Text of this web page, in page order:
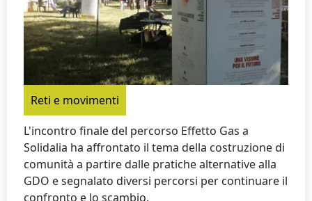
Reti e movimenti
L'incontro finale del percorso Effetto Gas a
Solidalia ha affrontato il tema della costruzione di
comunità a partire dalle pratiche alternative alla
GDO e segnalato diversi percorsi per continuare il
confronto e lo scambio.